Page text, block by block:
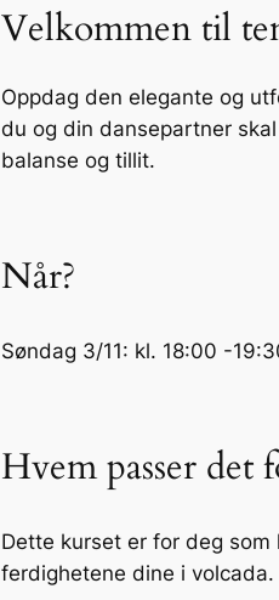
k
g o
at
Velkommen til
Oppdag den elegante og
du og din dansepartner
balanse og tillit.
Når?
Søndag 3/11: kl. 18:00 -
Hvem passer det
Dette kurset er for deg
ferdighetene dine i volcada.